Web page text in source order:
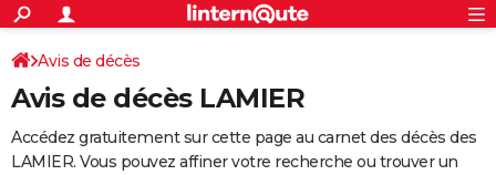
ACTUALITÉS
Politique
Société
Faits Divers
Education
Monde
Villes
+
SPORT
Coupe du monde 2026
Football
Tennis
Cyclisme
Rugby
Forum
Programme TV
TNTStreaming
Cinéma
Sorties cinéma
Musique
+
FINANCE
Avis de décès
Avis de décès LAMIER
Accédez gratuitement sur cette page au carnet des décès des
LAMIER. Vous pouvez affiner votre recherche ou trouver un